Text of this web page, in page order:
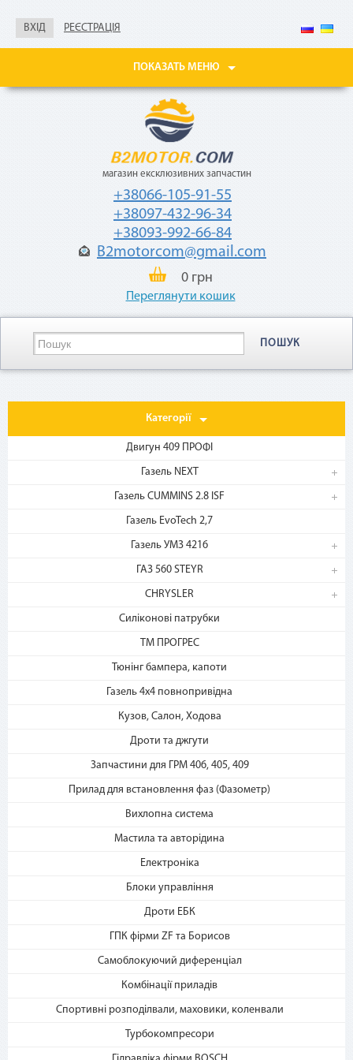
ВХІД РЕЄСТРАЦІЯ
ПОКАЗАТЬ МЕНЮ
магазин ексклюзивних запчастин
+38066-105-91-55
+38097-432-96-34
+38093-992-66-84
B2motorcom@gmail.com
0 грн
Переглянути кошик
ПОШУК
Категорії
Двигун 409 ПРОФІ
Газель NEXT
Газель CUMMINS 2.8 ISF
Газель EvoTech 2,7
Газель УМЗ 4216
ГАЗ 560 STEYR
CHRYSLER
Силіконові патрубки
ТМ ПРОГРЕС
Тюнінг бампера, капоти
Газель 4х4 повнопривідна
Кузов, Салон, Ходова
Дроти та джгути
Запчастини для ГРМ 406, 405, 409
Прилад для встановлення фаз (Фазометр)
Вихлопна система
Мастила та авторідина
Електроніка
Блоки управління
Дроти ЕБК
ГПК фірми ZF та Борисов
Самоблокуючий диференціал
Комбінації приладів
Спортивні розподілвали, маховики, коленвали
Турбокомпресори
без документов
Не нужны паспорт, ИНН,
«Мгновенная рассрочка»
комиссией — 2,9%
от стоимости
товара.
Как воспользоваться
на b2motor.com и положите
«Мгновенная рассрочка»
3. Укажите количество
покупку. С Вашей карты
спишется первый платеж